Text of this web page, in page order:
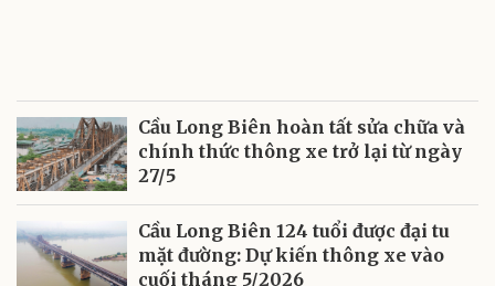
Cầu Long Biên hoàn tất sửa chữa và
chính thức thông xe trở lại từ ngày
27/5
Cầu Long Biên 124 tuổi được đại tu
mặt đường: Dự kiến thông xe vào
cuối tháng 5/2026